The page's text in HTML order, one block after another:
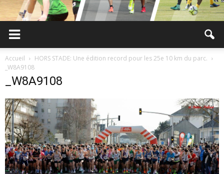
Accueil
HORS STADE: Une édition record pour les 25e 10 km du parc.
_W8A9108
_W8A9108